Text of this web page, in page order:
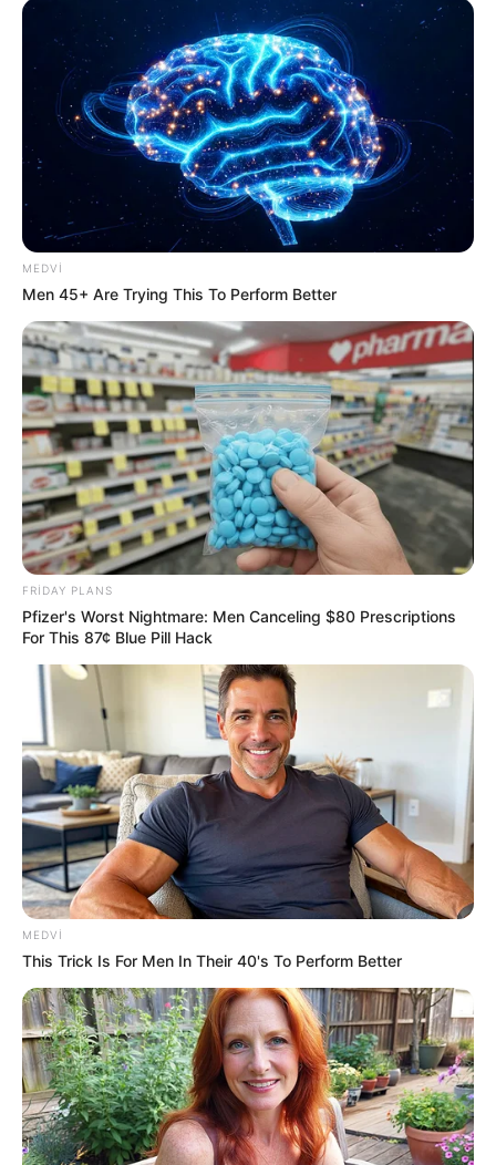
keçmək
istədilər
61
17:15 / 06 Avqust 2026 CƏMİYYƏT
Bakı-Qazax yolunda qəza -Yaralılar var -
VİDEO
89 0
16:55 / 06 Avqust 2026
Dövlət dəstəyi almaq istəyən özəl
bağçalar üçünşərt açıqlandı
79 0 0
16:40 / 06 Avqust 2026
MEDVI
Men 45+ Are Trying This To Perform Better
FRIDAY PLANS
Pfizer's Worst Nightmare: Men Canceling $80 Prescriptions
For This 87¢ Blue Pill Hack
MEDVI
This Trick Is For Men In Their 40's To Perform Better